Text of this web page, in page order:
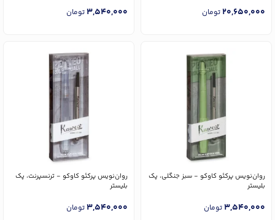
20,650,000تومان 3,540,000تومان
روان‌نویس پرکئو کاوکو - سبز جنگلی، پک
بلیستر
3,540,000تومان
روان‌نویس پرکئو کاوکو - ترنسپرنت، پک
بلیستر
3,540,000تومان